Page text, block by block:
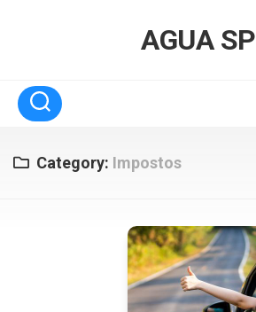
AGUA SP
Category: Impostos